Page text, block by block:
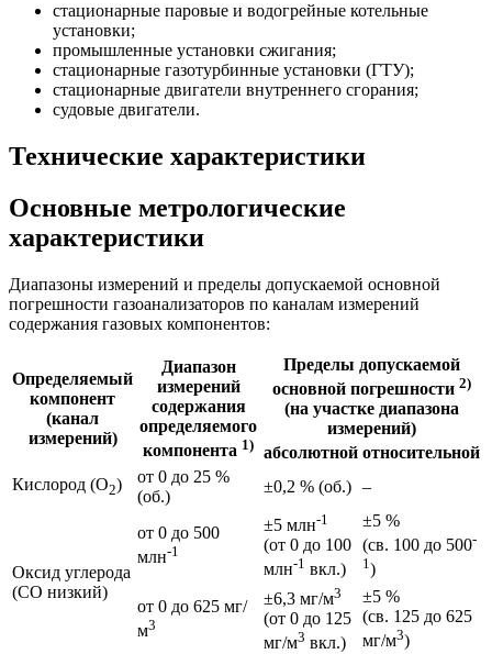
стационарные паровые и водогрейные котельные
установки;
промышленные установки сжигания;
стационарные газотурбинные установки (ГТУ);
стационарные двигатели внутреннего сгорания;
судовые двигатели.
Технические характеристики
Основные метрологические
характеристики
Диапазоны измерений и пределы допускаемой основной
погрешности газоанализаторов по каналам измерений
содержания газовых компонентов:
Определяемый
компонент
(канал
измерений)
Диапазон
измерений
содержания
определяемого
компонента 1)
Пределы допускаемой
основной погрешности 2)
(на участке диапазона
измерений)
абсолютной относительной
Кислород (O2)
от 0 до 25 %
(об.)
±0,2 % (об.) –
Оксид углерода
(CO низкий)
от 0 до 500
млн-1
±5 млн-1
(от 0 до 100
млн-1 вкл.)
±5 %
(св. 100 до 500-
1)
от 0 до 625 мг/
м3
±6,3 мг/м3
(от 0 до 125
мг/м3 вкл.)
±5 %
(св. 125 до 625
мг/м3)